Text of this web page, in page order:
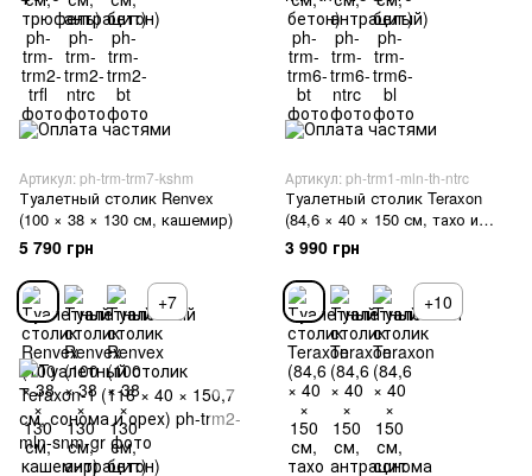
Артикул: ph-trm-trm7-kshm
Туалетный столик Renvex
(100 × 38 × 130 см, кашемир)
5 790 грн
+7
Артикул: ph-trm1-mln-th-ntrc
Туалетный столик Teraxon
(84,6 × 40 × 150 см, тахо и
антрацит)
3 990 грн
+10